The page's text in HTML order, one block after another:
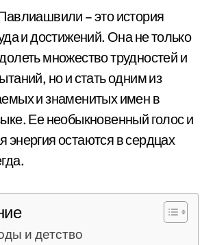
– это история
и достижений. Она не только
множество трудностей и
но и стать одним из
и знаменитых имен в
Ее необыкновенный голос и
энергия остаются в сердцах
и детство